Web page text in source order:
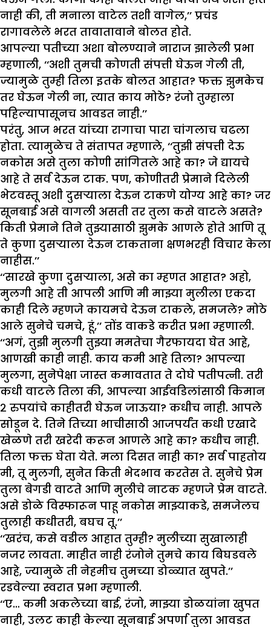
नाही की, ती मनाला वाटेल तशी वागेल,’’ प्रचंड
रागावलेले भरत तावातावाने बोलत होते.
आपल्या पतीच्या अशा बोलण्याने नाराज झालेली प्रभा
म्हणाली, ‘‘अशी तुमची कोणती संपत्ती घेऊन गेली ती,
ज्यामुळे तुम्ही तिला इतके बोलत आहात? फक्त झुमकेच
तर घेऊन गेली ना, त्यात काय मोठे? रंजो तुम्हाला
पहिल्यापासूनच आवडत नाही.’’
परंतु, आज भरत यांच्या रागाचा पारा चांगलाच चढला
होता. त्यामुळेच ते संतापत म्हणाले, ‘‘तुझी संपत्ती देऊ
नकोस असे तुला कोणी सांगितले आहे का? जे द्यायचे
आहे ते सर्व देऊन टाक. पण, कोणीतरी प्रेमाने दिलेली
भेटवस्तू अशी दुसऱ्याला देऊन टाकणे योग्य आहे का? जर
सूनबाई असे वागली असती तर तुला कसे वाटले असते?
किती प्रेमाने तिने तुझ्यासाठी झुमके आणले होते आणि तू
ते कुणा दुसऱ्याला देऊन टाकताना क्षणभरही विचार केला
नाहीस.’’
‘‘सारखे कुणा दुसऱ्याला, असे का म्हणत आहात? अहो,
मुलगी आहे ती आपली आणि मी माझ्या मुलीला एकदा
काही दिले म्हणजे कायमचे देऊन टाकले, समजले? मोठे
आले सुनेचे चमचे, हूं,’’ तोंड वाकडे करीत प्रभा म्हणाली.
‘‘अगं, तुझी मुलगी तुझ्या ममतेचा गैरफायदा घेत आहे,
आणखी काही नाही. काय कमी आहे तिला? आपल्या
मुलगा, सुनेपेक्षा जास्त कमावतात ते दोघे पतीपत्नी. तरी
कधी वाटले तिला की, आपल्या आईवडिलांसाठी किमान
२ रुपयांचे काहीतरी घेऊन जाऊया? कधीच नाही. आपले
सोडून दे. तिने तिच्या भाचीसाठी आजपर्यंत कधी एखादे
खेळणे तरी खरेदी करून आणले आहे का? कधीच नाही.
तिला फक्त घेता येते. मला दिसत नाही का? सर्व पाहतोय
मी, तू मुलगी, सुनेत किती भेदभाव करतेस ते. सुनेचे प्रेम
तुला बेगडी वाटते आणि मुलीचे नाटक म्हणजे प्रेम वाटते.
असे डोळे विस्फारून पाहू नकोस माझ्याकडे, समजेलच
तुलाही कधीतरी, बघच तू.’’
‘‘खरंच, कसे वडील आहात तुम्ही? मुलीच्या सुखालाही
नजर लावता. माहीत नाही रंजोने तुमचे काय बिघडवले
आहे, ज्यामुळे ती नेहमीच तुमच्या डोळ्यात खुपते.’’
रडवेल्या स्वरात प्रभा म्हणाली.
‘‘ए… कमी अकलेच्या बाई, रंजो, माझ्या डोळयांना खुपत
नाही, उलट काही केल्या सूनबाई अपर्णा तुला आवडत